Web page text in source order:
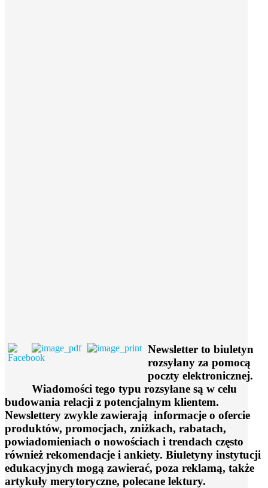
Newsletter to biuletyn
rozsyłany za pomocą
poczty elektronicznej.
Wiadomości tego typu rozsyłane są w celu
budowania relacji z potencjalnym klientem.
Newslettery zwykle zawierają informacje o ofercie
produktów, promocjach, zniżkach, rabatach,
powiadomieniach o nowościach i trendach często
również rekomendacje i ankiety. Biuletyny instytucji
edukacyjnych mogą zawierać, poza reklamą, także
artykuły merytoryczne, polecane lektury.